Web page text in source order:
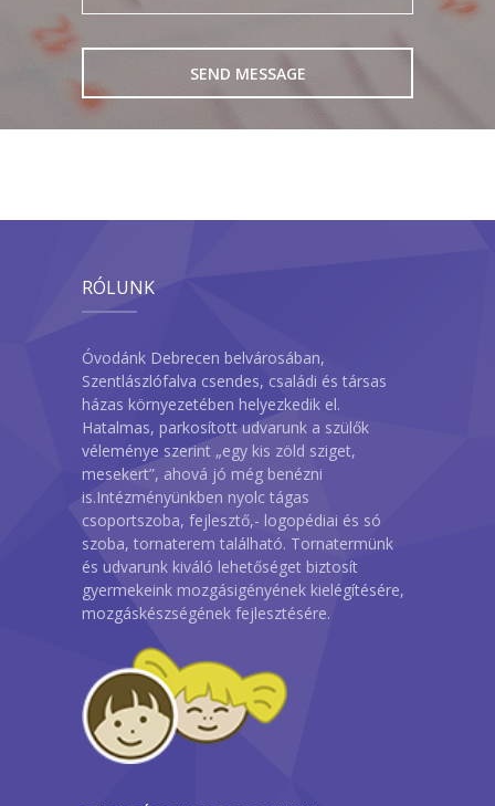
RÓLUNK
Óvodánk Debrecen belvárosában,
Szentlászlófalva csendes, családi és társas
házas környezetében helyezkedik el.
Hatalmas, parkosított udvarunk a szülők
véleménye szerint „egy kis zöld sziget,
mesekert”, ahová jó még benézni
is.Intézményünkben nyolc tágas
csoportszoba, fejlesztő,- logopédiai és só
szoba, tornaterem található. Tornatermünk
és udvarunk kiváló lehetőséget biztosít
gyermekeink mozgásigényének kielégítésére,
mozgáskészségének fejlesztésére.